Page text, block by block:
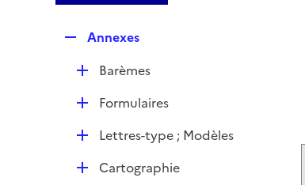
p
l
i
e
Annexes
DBarèmes
DFormulaires
DLettres-type ; Modèles
DCartographie